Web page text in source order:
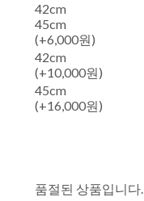
42cm
45cm
(+6,000원)
42cm
(+10,000원)
45cm
(+16,000원)
품절된 상품입니다.